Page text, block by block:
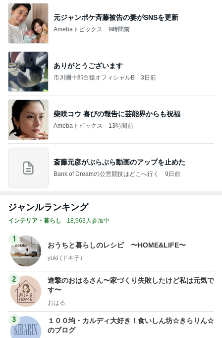
元ジャンポケ斉藤被告の妻がSNSを更新
Amebaトピックス 9時間前
ありがとうございます
市川團十郎白猿オフィシャルB 3日前
柴咲コウ 喜びの報告に芸能界からも祝福
Amebaトピックス 13時間前
斎藤元彦がぶらぶら動画のアップを止めた
Bank of Dreamの公営競技はどこへ行く 9日前
ジャンルランキング
インテリア・暮らし 18,963人参加中
1
おうちと暮らしのレシピ 〜HOME&LIFE〜
yuki (ドキ子）
2
進撃のおはるさん〜家づくり失敗したけど私は元気で
す〜
おはる
3
１００均・カルディ大好き！食いしん坊☆きらりん☆
のブログ